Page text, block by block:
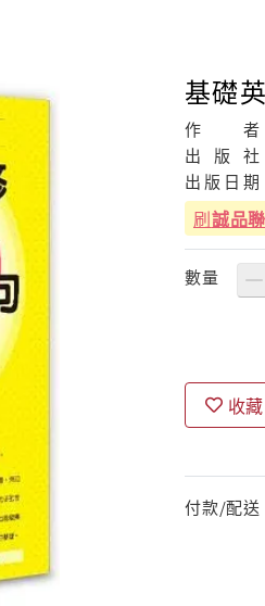
基礎
作 者
出
版 社
出 版 日 期
刷誠品
數量
收藏
付款/配送